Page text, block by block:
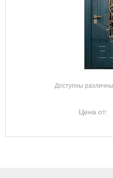
Доступны
Цена от: